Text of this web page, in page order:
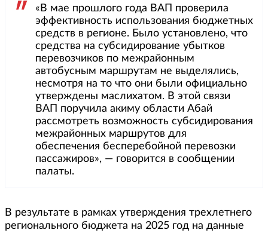
«В мае прошлого года ВАП проверила
эффективность использования бюджетных
средств в регионе. Было установлено, что
средства на субсидирование убытков
перевозчиков по межрайонным
автобусным маршрутам не выделялись,
несмотря на то что они были официально
утверждены маслихатом. В этой связи
ВАП поручила акиму области Абай
рассмотреть возможность субсидирования
межрайонных маршрутов для
обеспечения бесперебойной перевозки
пассажиров», — говорится в сообщении
палаты.
В результате в рамках утверждения трехлетнего
регионального бюджета на 2025 год на данные